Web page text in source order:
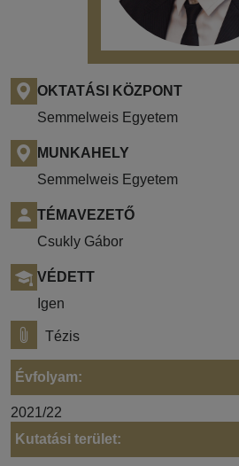
OKTATÁSI KÖZPONT
Semmelweis Egyetem
MUNKAHELY
Semmelweis Egyetem
TÉMAVEZETŐ
Csukly Gábor
VÉDETT
Igen
Tézis
Évfolyam:
2021/22
Kutatási terület: